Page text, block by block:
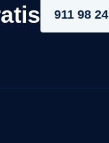
911 98